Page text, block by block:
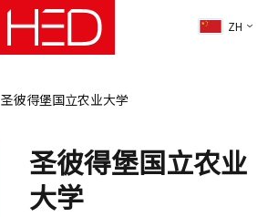
ZH
圣彼得堡国立农业大学
圣彼得堡国立农业
大学